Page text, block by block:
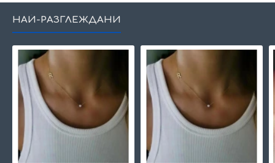
НАЙ-РАЗГЛЕЖДАНИ